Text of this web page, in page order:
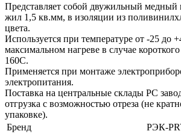
Представляет собой двужильный медный
жил 1,5 кв.мм, в изоляции из
цвета.
Используется при температуре от -25 до
максимальном нагреве в случае
160С.
Применяется при монтаже
электропитания.
Поставка на центральные склады РС
отгрузка с возможностью отреза (не
упаковке).
Бренд
РЭК-